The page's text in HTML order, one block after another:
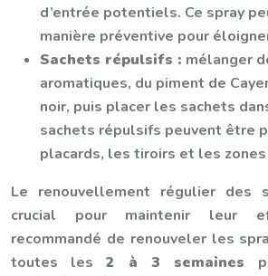
d’entrée potentiels. Ce spray
manière préventive pour
Sachets répulsifs : mélanger
aromatiques, du piment de
noir, puis placer les sachets
sachets répulsifs peuvent être
placards, les tiroirs et les zones
Le renouvellement régulier des
crucial pour maintenir leur
recommandé de renouveler les
toutes les 2 à 3 semaines